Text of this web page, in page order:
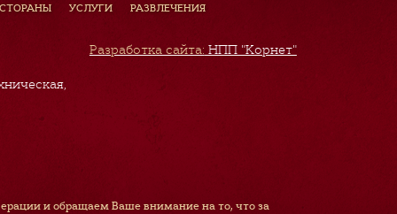
УСЛУГИ РАЗВЛЕЧЕНИЯ
Разработка сайта: НПП "Корнет"
и обращаем Ваше внимание на то, что за